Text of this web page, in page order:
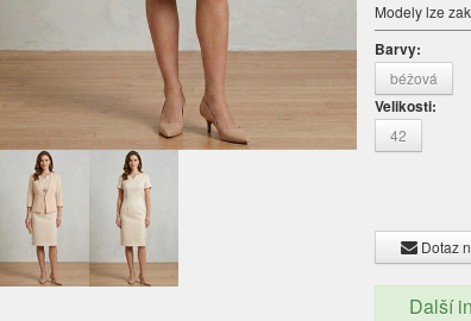
Modely lze
Barvy:
béžová
Velikosti:
42
Dotaz
Další